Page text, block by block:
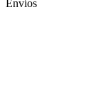
Envíos